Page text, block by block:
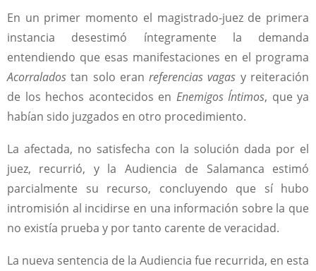
En un primer momento el magistrado-juez de primera
instancia desestimó íntegramente la demanda
entendiendo que esas manifestaciones en el programa
Acorralados tan solo eranreferencias vagas y reiteración
de los hechos acontecidos en Enemigos Íntimos, que ya
habían sido juzgados en otro procedimiento.
La afectada, no satisfecha con la solución dada por el
juez, recurrió, y la Audiencia de Salamanca estimó
parcialmente su recurso, concluyendo que sí hubo
intromisión al incidirse en una información sobre la que
no existía prueba y por tanto carente de veracidad.
La nueva sentencia de la Audiencia fue recurrida, en esta